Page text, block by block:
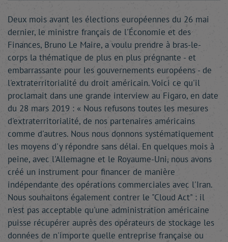
Deux mois avant les élections européennes du 26 mai
dernier, le ministre français de l'Économie et des
Finances, Bruno Le Maire, a voulu prendre à bras-le-
corps la thématique de plus en plus prégnante - et
embarrassante pour les gouvernements européens - de
l'extraterritorialité du droit américain. Voici ce qu'il
proclamait dans une grande interview au Figaro, en date
du 28 mars 2019 : « Nous refusons toutes les mesures
d'extraterritorialité, de nos partenaires américains
comme d'autres. Nous nous donnons systématiquement
les moyens d'y répondre sans délai. En quelques mois à
peine, avec l'Allemagne et le Royaume-Uni, nous avons
créé un instrument pour financer de manière
indépendante des opérations commerciales avec l'Iran.
Nous souhaitons également contrer le "Cloud Act" : il
n'est pas acceptable qu'une administration américaine
puisse récupérer auprès des opérateurs de stockage les
données de n'importe quelle entreprise française ou